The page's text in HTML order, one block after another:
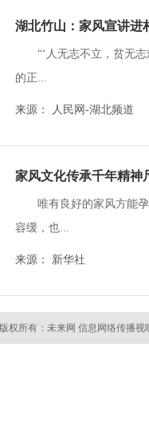
湖北竹山：家风宣讲进
“‘人无志不立，贫无
的正...
来源： 人民网-湖北频道
家风文化传承千年精神
唯有良好的家风方能
容缓，也...
来源： 新华社
版权所有：未来网 信息网络传播